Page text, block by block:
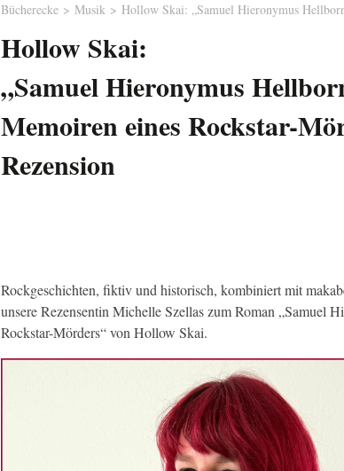
Bücherecke Musik Hollow Skai: „Samuel Hieronymus
Hollow Skai:
„Samuel Hieronymus
Memoiren eines Rockstar-
Rezension
Rockgeschichten, fiktiv und historisch, kombiniert mit
unsere Rezensentin Michelle Szellas zum Roman „Samuel
Rockstar-Mörders“ von Hollow Skai.